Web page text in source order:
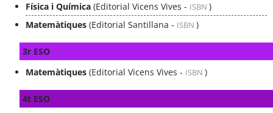
Física i Química (Editorial Vicens Vives - ISBN )
Matemàtiques (Editorial Santillana - ISBN )
3r ESO
Matemàtiques (Editorial Vicens Vives - ISBN )
4t ESO